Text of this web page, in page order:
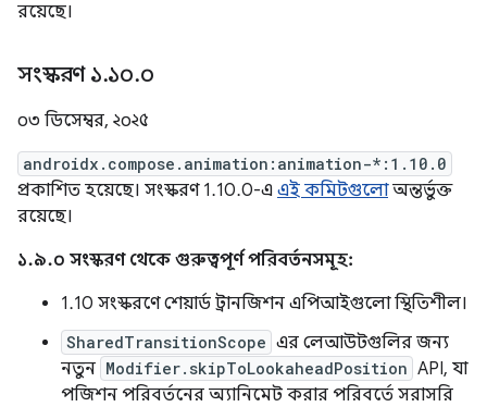
রয়েছে।
সংস্করণ ১.১০.০
০৩ ডিসেম্বর, ২০২৫
androidx.compose.animation:animation-*:1.10.0
প্রকাশিত হয়েছে। সংস্করণ 1.10.0-এ এই কমিটগুলোঅন্তর্ভুক্ত
রয়েছে।
১.৯.০ সংস্করণ থেকে গুরুত্বপূর্ণ পরিবর্তনসমূহ:
1.10 সংস্করণে শেয়ার্ড ট্রানজিশন এপিআইগুলো স্থিতিশীল।
SharedTransitionScope এর লেআউটগুলির জন্য
নতুন Modifier.skipToLookaheadPosition API, যা
পজিশন পরিবর্তনের অ্যানিমেট করার পরিবর্তে সরাসরি